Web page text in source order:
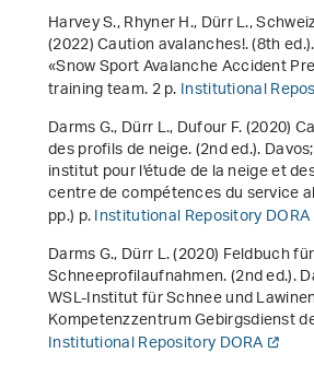
Harvey S., Rhyner H., Dürr L.,
(2022)Caution avalanches!. (8th
«Snow Sport Avalanche Accident
training team. 2 p.Institutional
Darms G., Dürr L., Dufour F. (2020)
des profils de neige. (2nd ed.).
institut pour l'étude de la neige et
centre de compétences du service
pp.) p.Institutional Repository DORA
Darms G., Dürr L. (2020)Feldbuch für
Schneeprofilaufnahmen. (2nd ed.).
WSL-Institut für Schnee und
Kompetenzzentrum Gebirgsdienst
Institutional Repository DORA